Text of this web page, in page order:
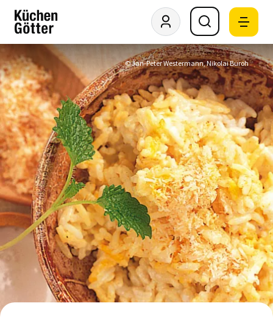
© Jan-Peter Westermann, Nikolai Buroh